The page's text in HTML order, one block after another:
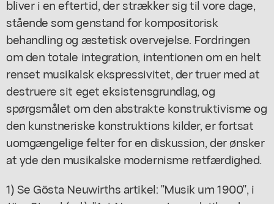
bliver i en eftertid, der strækker sig til vore dage,
stående som genstand for kompositorisk
behandling og æstetisk overvejelse. Fordringen
om den totale integration, intentionen om en helt
renset musikalsk ekspressivitet, der truer med at
destruere sit eget eksistensgrundlag, og
spørgsmålet om den abstrakte konstruktivisme og
den kunstneriske konstruktions kilder, er fortsat
uomgængelige felter for en diskussion, der ønsker
at yde den musikalske modernisme retfærdighed.
1) Se Gösta Neuwirths artikel: "Musik um 1900", i